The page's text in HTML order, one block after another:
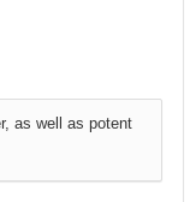
as well as potent